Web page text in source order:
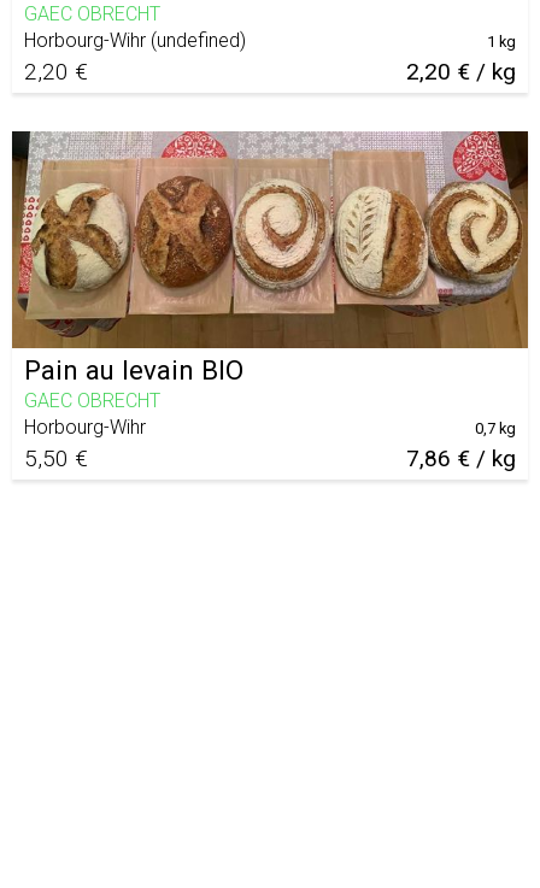
GAEC OBRECHT
Horbourg-Wihr (undefined)
2,20 € 2,20 € / kg
1 kg
Pain au levain BIO
GAEC OBRECHT
Horbourg-Wihr
5,50 € 7,86 € / kg
0,7 kg